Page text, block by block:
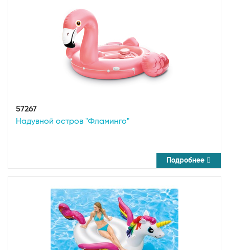
57267
Надувной остров "Фламинго"
Подробнее